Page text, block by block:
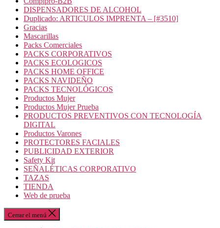
DISPENSADORES DE ALCOHOL
Duplicado: ARTICULOS IMPRENTA – [#3510]
Gracias
Mascarillas
Packs Comerciales
PACKS CORPORATIVOS
PACKS ECOLOGICOS
PACKS HOME OFFICE
PACKS NAVIDEÑO
PACKS TECNOLÓGICOS
Productos Mujer
Productos Mujer Prueba
PRODUCTOS PREVENTIVOS CON TECNOLOGÍA
DIGITAL
Productos Varones
PROTECTORES FACIALES
PUBLICIDAD EXTERIOR
Safety Kit
SEÑALÉTICAS CORPORATIVO
TAZAS
TIENDA
Web de prueba
Cerrar el menú